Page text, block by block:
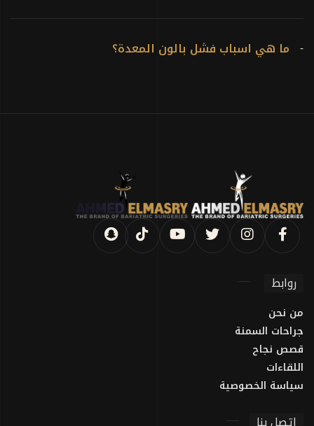
- ما هي اسباب فشل بالون المعدة؟
روابط
من نحن
جراحات السمنة
قصص نجاح
اللقاءات
سياسة الخصوصية